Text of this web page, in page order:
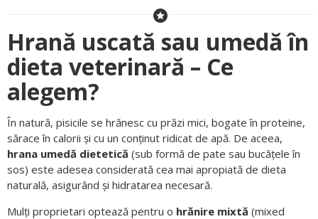
Hrană uscată sau umedă în
dieta veterinară – Ce
alegem?
În natură, pisicile se hrănesc cu prăzi mici, bogate în proteine,
sărace în calorii și cu un conținut ridicat de apă. De aceea,
hrana umedă dietetică (sub formă de pate sau bucățele în
sos) este adesea considerată cea mai apropiată de dieta
naturală, asigurând și hidratarea necesară.
Mulți proprietari optează pentru o hrănire mixtă (mixed